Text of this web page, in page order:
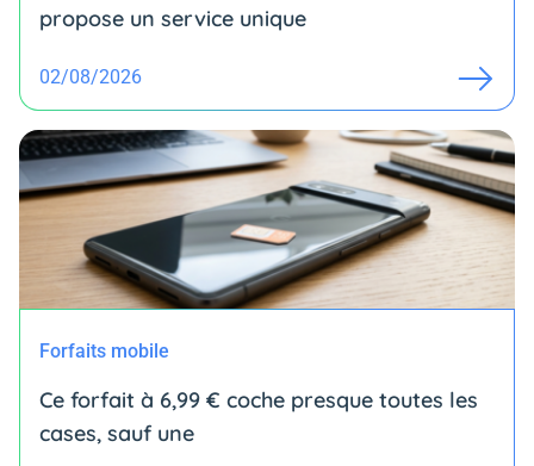
propose un service unique
02/08/2026
Forfaits mobile
Ce forfait à 6,99 € coche presque toutes les
cases, sauf une